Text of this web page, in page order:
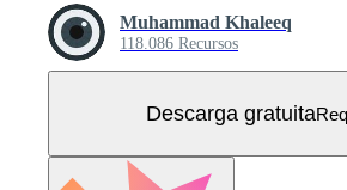
Muhammad Khaleeq
118.086 Recursos
Descarga gratuita